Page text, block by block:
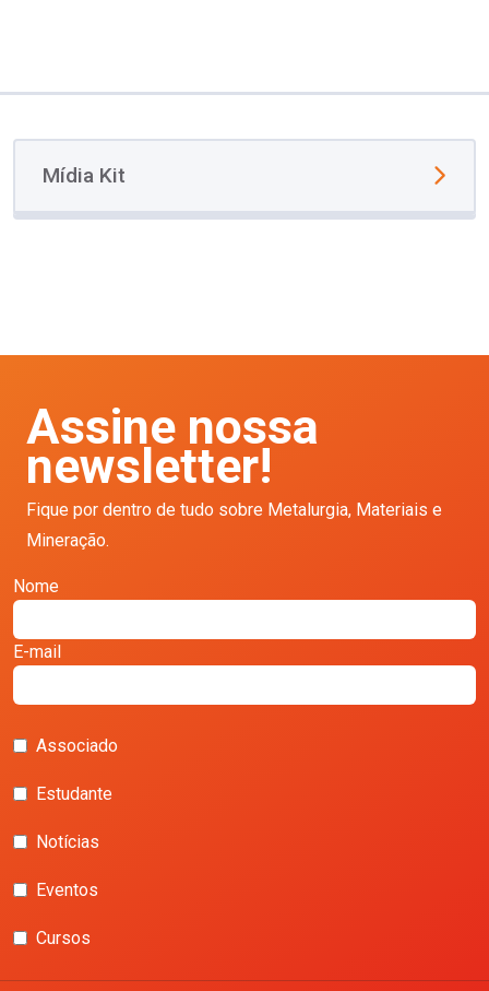
Mídia Kit
Assine nossa
newsletter!
Fique por dentro de tudo sobre Metalurgia, Materiais e
Mineração.
Nome
E-mail
Associado
Estudante
Notícias
Eventos
Cursos